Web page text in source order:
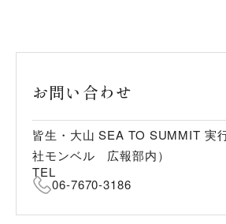
お問い合わせ
皆生・大山 SEA TO SUMMIT 実
社モンベル 広報部内）
TEL
06-7670-3186